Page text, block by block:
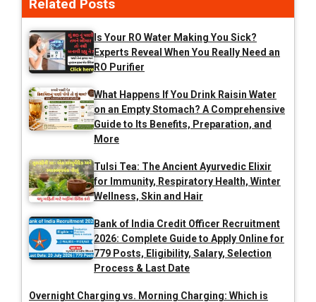
Related Posts
Is Your RO Water Making You Sick?
Experts Reveal When You Really Need an
RO Purifier
What Happens If You Drink Raisin Water
on an Empty Stomach? A Comprehensive
Guide to Its Benefits, Preparation, and
More
Tulsi Tea: The Ancient Ayurvedic Elixir
for Immunity, Respiratory Health, Winter
Wellness, Skin and Hair
Bank of India Credit Officer Recruitment
2026: Complete Guide to Apply Online for
779 Posts, Eligibility, Salary, Selection
Process & Last Date
Overnight Charging vs. Morning Charging: Which is